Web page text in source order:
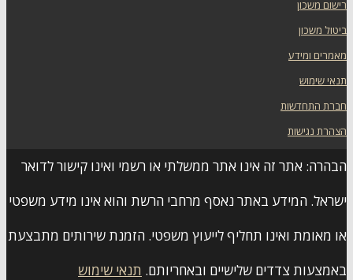
רישום משכון
ביטול משכון
מאמרים ומידע
תנאי שימוש
חברת התחדשות
הצהרת נגישות
הבהרה: אתר זה אינו אתר ממשלתי או רשמי ואינו קישור לדואר
ישראל. המידע באתר נאסף מרחבי הרשת והוא אינו מידע משפטי
או מאומת ואינו תחליף לייעוץ משפטי. הזמנת שירותים מתבצעת
באמצעות צדדים שלישיים ובאחריותם. תנאי שימוש